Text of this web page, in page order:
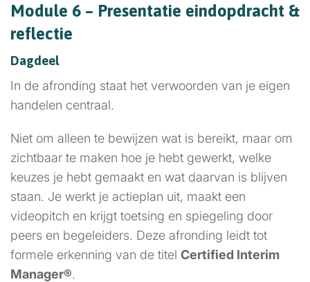
Module 6 – Presentatie eindopdracht &
reflectie
Dagdeel
In de afronding staat het verwoorden van je eigen
handelen centraal.
Niet om alleen te bewijzen wat is bereikt, maar om
zichtbaar te maken hoe je hebt gewerkt, welke
keuzes je hebt gemaakt en wat daarvan is blijven
staan. Je werkt je actieplan uit, maakt een
videopitch en krijgt toetsing en spiegeling door
peers en begeleiders. Deze afronding leidt tot
formele erkenning van de titel Certified Interim
Manager®.